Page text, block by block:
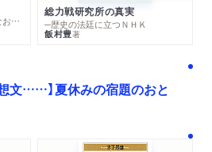
─スピーキングのためのやりなおし英文法スーパードリル
総力戦研究所の真実
─歴史の法廷に立つＮＨＫ
飯村豊著
文……】夏休みの宿題のおと